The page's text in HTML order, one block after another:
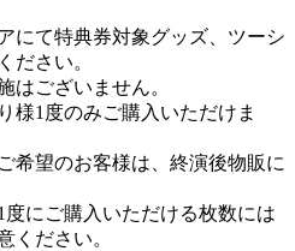
にて特典券対象グッズ、ツーシ
ださい。
はございません。
様1度のみご購入いただけま
希望のお客様は、終演後物販に
にご購入いただける枚数には
ください。